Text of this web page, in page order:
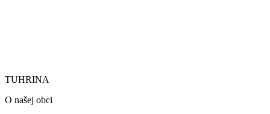
TUHRINA
O našej obci